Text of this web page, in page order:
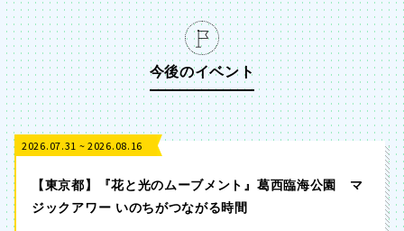
今後のイベント
2026.07.31 ~ 2026.08.16
【東京都】『花と光のムーブメント』葛西臨海公園 マ
ジックアワー いのちがつながる時間